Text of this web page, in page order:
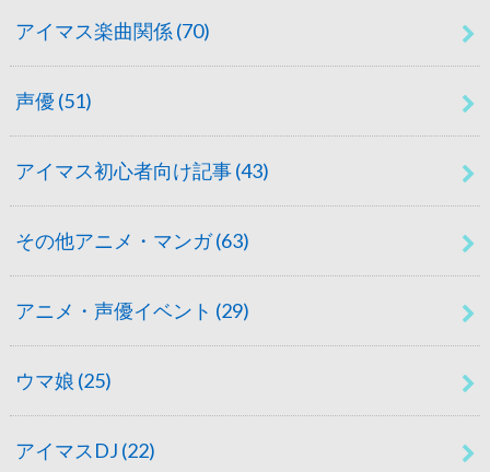
アイマス楽曲関係 (70)
声優 (51)
アイマス初心者向け記事(43)
その他アニメ・マンガ(63)
アニメ・声優イベント (29)
ウマ娘 (25)
アイマスDJ (22)